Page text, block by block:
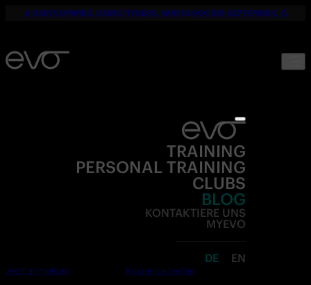
☀️ DEIN SOMMER. DEINE FITNESS. NUR 19,90€ BIS SEPTEMBER. 💪
TRAINING
PERSONAL TRAINING
CLUBS
BLOG
KONTAKTIERE UNS
MYEVO
DE EN
Jetzt anmelden Kostenlos testen